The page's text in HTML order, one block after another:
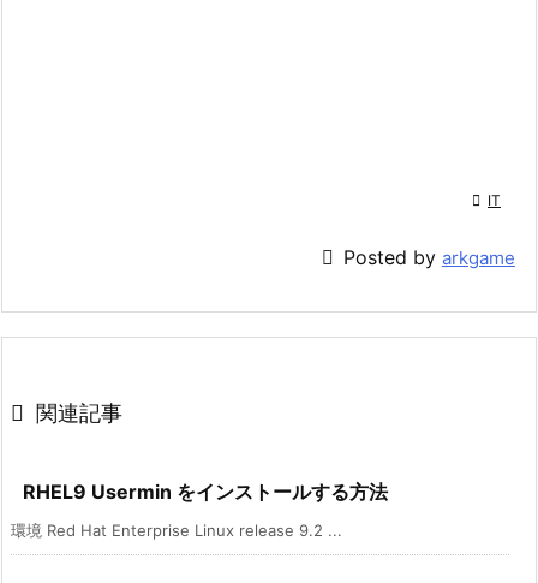
 IT
 Posted by arkgame
 関連記事
RHEL9 Usermin をインストールする方法
環境 Red Hat Enterprise Linux release 9.2 ...